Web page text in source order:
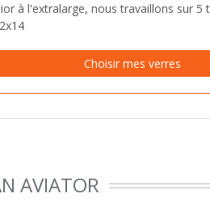
à l'extralarge, nous travaillons sur 5
AVIATOR